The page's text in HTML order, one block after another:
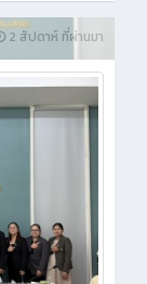
2 สัปดาห์ ที่ผ่านมา